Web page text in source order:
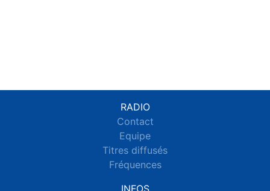
RADIO
Contact
Equipe
Titres diffusés
Fréquences
INFOS